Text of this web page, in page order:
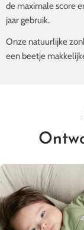
de maximale score
jaar gebruik.
Onze natuurlijke
een beetje